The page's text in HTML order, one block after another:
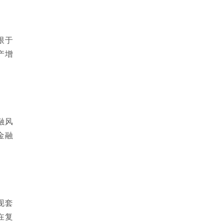
于
增
风
融
套
复